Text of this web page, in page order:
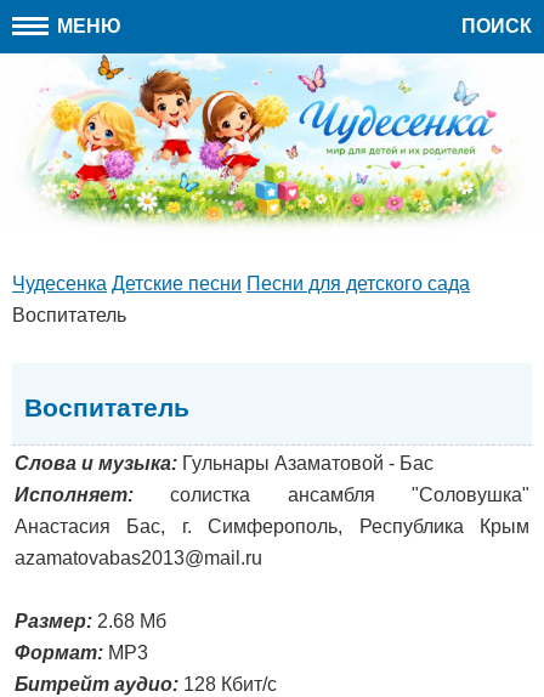
МЕНЮ ПОИСК
Чудесенка Детские песни Песни для детского сада
Воспитатель
Воспитатель
Слова и музыка: Гульнары Азаматовой - Бас
Исполняет: солистка ансамбля "Соловушка"
Анастасия Бас, г. Симферополь, Республика Крым
azamatovabas2013@mail.ru
Размер: 2.68 Мб
Формат: MP3
Битрейт аудио: 128 Кбит/с